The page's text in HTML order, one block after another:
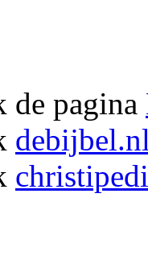
de pagina
debijbel.nl